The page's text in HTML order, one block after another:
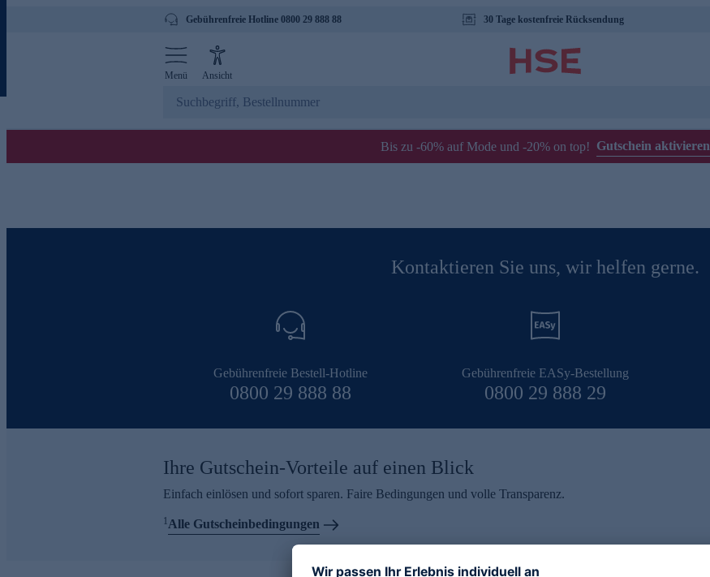
Gebührenfreie Hotline 0800 29 888 88 30 Tage kostenfreie Rücksendung
Menü Ansicht
Bis zu -60% auf Mode und -20% on top! Gutschein aktivieren
Kontaktieren Sie uns, wir helfen gerne.
Gebührenfreie Bestell-Hotline
0800 29 888 88
Gebührenfreie EASy-Bestellung
0800 29 888 29
Ihre Gutschein-Vorteile auf einen Blick
Einfach einlösen und sofort sparen. Faire Bedingungen und volle Transparenz.
1Alle Gutscheinbedingungen